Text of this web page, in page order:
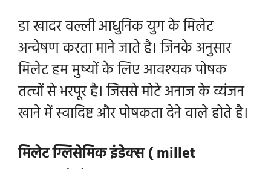
डा खादर वल्ली आधुनिक युग के मिलेट
अन्वेषण करता माने जाते है। जिनके अनुसार
मिलेट हम मुष्यों के लिए आवश्यक पोषक
तत्वों से भरपूर है। जिससे मोटे अनाज के व्यंजन
खाने में स्वादिष्ट और पोषकता देने वाले होते है।
मिलेट ग्लिसेमिक इंडेक्स ( millet